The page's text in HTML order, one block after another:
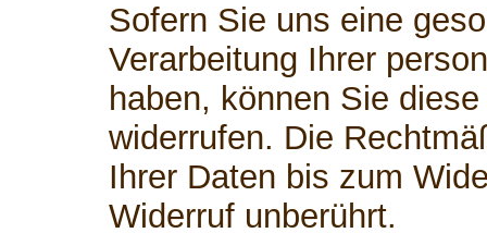
Sofern Sie uns eine
Verarbeitung Ihrer
haben, können Sie
widerrufen. Die
Ihrer Daten bis zum
Widerruf unberührt.